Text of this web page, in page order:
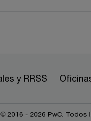
y RRSS
© 2016 - 2026 PwC. Todos